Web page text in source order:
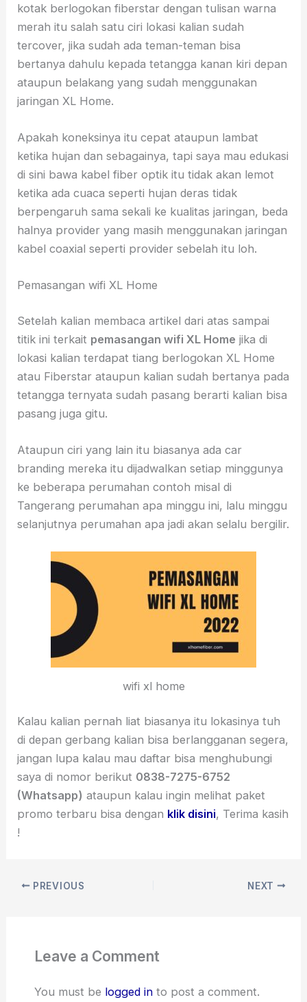
kotak berlogokan fiberstar dengan tulisan warna
merah itu salah satu ciri lokasi kalian sudah
tercover, jika sudah ada teman-teman bisa
bertanya dahulu kepada tetangga kanan kiri depan
ataupun belakang yang sudah menggunakan
jaringan XL Home.
Apakah koneksinya itu cepat ataupun lambat
ketika hujan dan sebagainya, tapi saya mau edukasi
di sini bawa kabel fiber optik itu tidak akan lemot
ketika ada cuaca seperti hujan deras tidak
berpengaruh sama sekali ke kualitas jaringan, beda
halnya provider yang masih menggunakan jaringan
kabel coaxial seperti provider sebelah itu loh.
Pemasangan wifi XL Home
Setelah kalian membaca artikel dari atas sampai
titik ini terkait pemasangan wifi XL Home jika di
lokasi kalian terdapat tiang berlogokan XL Home
atau Fiberstar ataupun kalian sudah bertanya pada
tetangga ternyata sudah pasang berarti kalian bisa
pasang juga gitu.
Ataupun ciri yang lain itu biasanya ada car
branding mereka itu dijadwalkan setiap minggunya
ke beberapa perumahan contoh misal di
Tangerang perumahan apa minggu ini, lalu minggu
selanjutnya perumahan apa jadi akan selalu bergilir.
wifi xl home
Kalau kalian pernah liat biasanya itu lokasinya tuh
di depan gerbang kalian bisa berlangganan segera,
jangan lupa kalau mau daftar bisa menghubungi
saya di nomor berikut 0838-7275-6752
(Whatsapp) ataupun kalau ingin melihat paket
promo terbaru bisa dengan klik disini, Terima kasih
!
PREVIOUS NEXT
Leave a Comment
You must be logged into post a comment.